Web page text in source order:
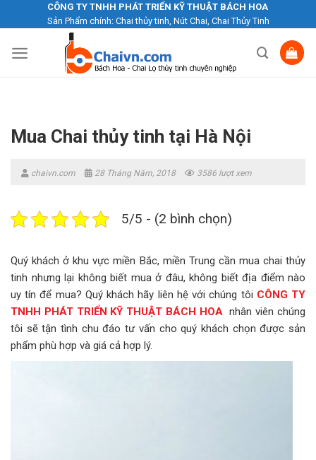
to
content
CÔNG TY TNHH PHÁT TRIỂN KỸ THUẬT BÁCH HOA
Sản Phẩm chính: Chai thủy tinh, Nút Chai, Chai Thủy Tinh
Mua Chai thủy tinh tại Hà Nội
chaivn.com 28 Tháng Năm, 2018 3586 lượt xem
5/5 - (2 bình chọn)
Quý khách ở khu vực miền Bắc, miền Trung cần mua chai thủy
tinh nhưng lại không biết mua ở đâu, không biết địa điểm nào
uy tín để mua? Quý khách hãy liên hệ với chúng tôi CÔNG TY
TNHH PHÁT TRIỂN KỸ THUẬT BÁCH HOA nhân viên chúng
tôi sẽ tận tình chu đáo tư vấn cho quý khách chọn được sản
phẩm phù hợp và giá cả hợp lý.